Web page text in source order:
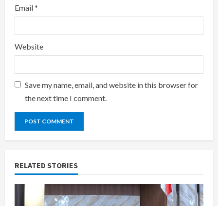
Email*
Website
Save my name, email, and website in this browser for
the next time I comment.
RELATED STORIES